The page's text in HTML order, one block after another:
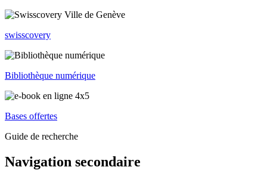
swisscovery
Bibliothèque numérique
Bases offertes
Guide de recherche
Navigation secondaire